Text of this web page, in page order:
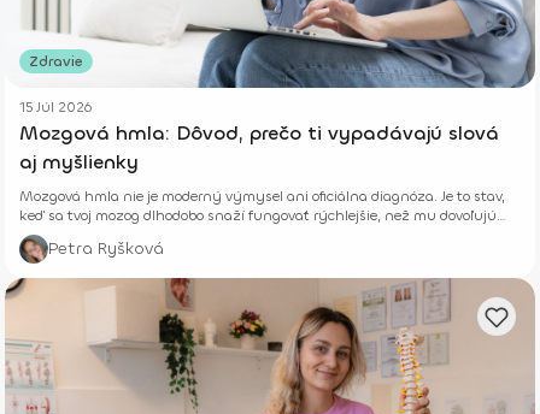
Zdravie
15 Júl 2026
Mozgová hmla: Dôvod, prečo ti vypadávajú slová
aj myšlienky
Mozgová hmla nie je moderný výmysel ani oficiálna diagnóza. Je to stav,
keď sa tvoj mozog dlhodobo snaží fungovať rýchlejšie, než mu dovoľujú
jeho biologické limity.
Petra Ryšková